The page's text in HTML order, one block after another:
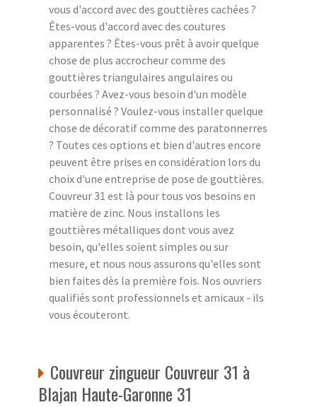
vous d'accord avec des gouttières cachées ?
Êtes-vous d'accord avec des coutures
apparentes ? Êtes-vous prêt à avoir quelque
chose de plus accrocheur comme des
gouttières triangulaires angulaires ou
courbées ? Avez-vous besoin d'un modèle
personnalisé ? Voulez-vous installer quelque
chose de décoratif comme des paratonnerres
? Toutes ces options et bien d'autres encore
peuvent être prises en considération lors du
choix d'une entreprise de pose de gouttières.
Couvreur 31 est là pour tous vos besoins en
matière de zinc. Nous installons les
gouttières métalliques dont vous avez
besoin, qu'elles soient simples ou sur
mesure, et nous nous assurons qu'elles sont
bien faites dès la première fois. Nos ouvriers
qualifiés sont professionnels et amicaux - ils
vous écouteront.
Couvreur zingueur Couvreur 31 à
Blajan Haute-Garonne 31